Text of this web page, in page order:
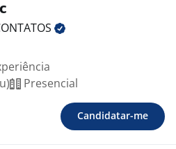
Presencial
Candidatar-me